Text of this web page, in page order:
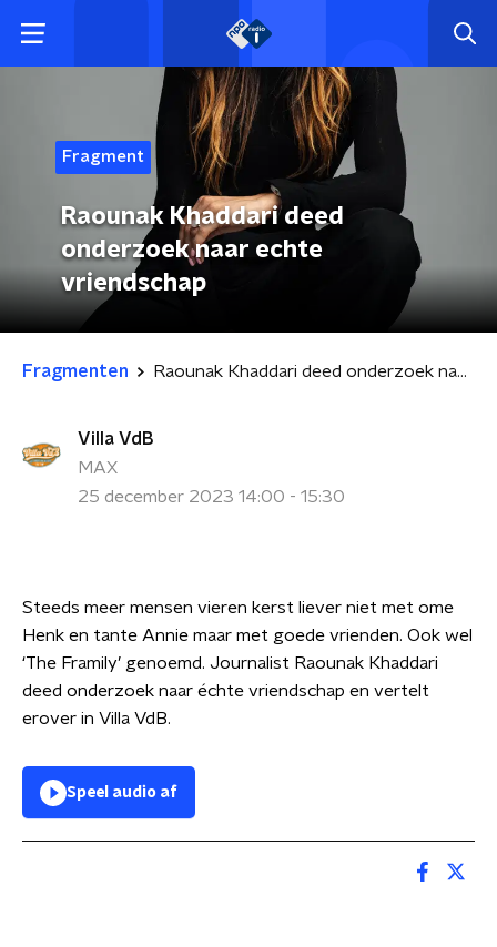
Fragment
Raounak Khaddari deed
onderzoek naar echte
vriendschap
Fragmenten Raounak Khaddari deed onderzoek naar echte vriendschap
Villa VdB
MAX
25 december 2023 14:00 - 15:30
Steeds meer mensen vieren kerst liever niet met ome
Henk en tante Annie maar met goede vrienden. Ook wel
‘The Framily’ genoemd. Journalist Raounak Khaddari
deed onderzoek naar échte vriendschap en vertelt
erover in Villa VdB.
Speel audio af